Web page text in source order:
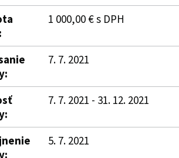
1 000,00 € s DPH
7. 7. 2021
7. 7. 2021 - 31. 12. 2021
5. 7. 2021